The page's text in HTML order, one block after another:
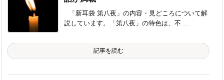
「新耳袋 第八夜」の内容・見どころについて解
説しています。「第八夜」の特色は、不 ...
記事を読む